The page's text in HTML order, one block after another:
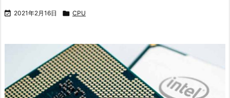
 2021年2月16日  CPU